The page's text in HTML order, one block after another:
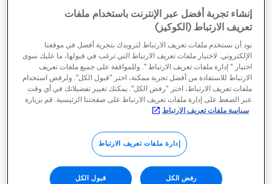
• إذا لزم الأمر ، احمل معلوماتك عبر الصفحات لتجنب إعادة إدخالها
• تذكر قرارات الموافقة على ملفات الكوكيز
نظرًا لأن ملفات الكوكيز الضرورية للغاية ضرورية لعمل موقعنا على الويب
، فلا يمكن تعطيلها من جانبنا. يمكنك ضبط متصفحك على حظر أو تنبيهك
بشأن ملفات الكوكيز هذه، ولكن قد يؤدي إلغاء الاشتراك فيها إلى عدم عمل
بعض أجزاء مواقعنا الإلكترونية.
تجمع ملفات الكوكيز هذه معلومات حول كيفية استخدامك لموقعنا. على
إنشاء تجربة أفضل عبر الإنترنت باستخدام ملفات
تعريف الارتباط (الكوكيز)
نود أن نستخدم ملفات تعريف الارتباط لتزويدك بتجربة أفضل في موقعنا
الإلكتروني. لاختيار ملفات تعريف الارتباط التي ترغب في قبولها، ما عليك سوى
اختيار " إدارة ملفات تعريف الارتباط ". وللموافقة على جميع ملفات تعريف
الارتباط للاستفادة من أفضل تجربة ممكنة، اختر "قبول الكل". ولرفض استخدام
ملفات تعريف الارتباط، اختر "رفض الكل". يمكنك تغيير تفضيلاتك في أي وقت
عبر الضغط على إدارة ملفات تعريف الارتباط على صفحتنا الرئيسية. قم بزيارة
سياسة ملفات تعريف الارتباط
إدارة ملفات تعريف الارتباط
رفض الكل قبول الكل